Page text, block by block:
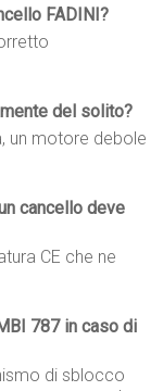
FADINI?
del solito?
un motore debole
cancello deve
CE che ne
787 in caso di
di sblocco